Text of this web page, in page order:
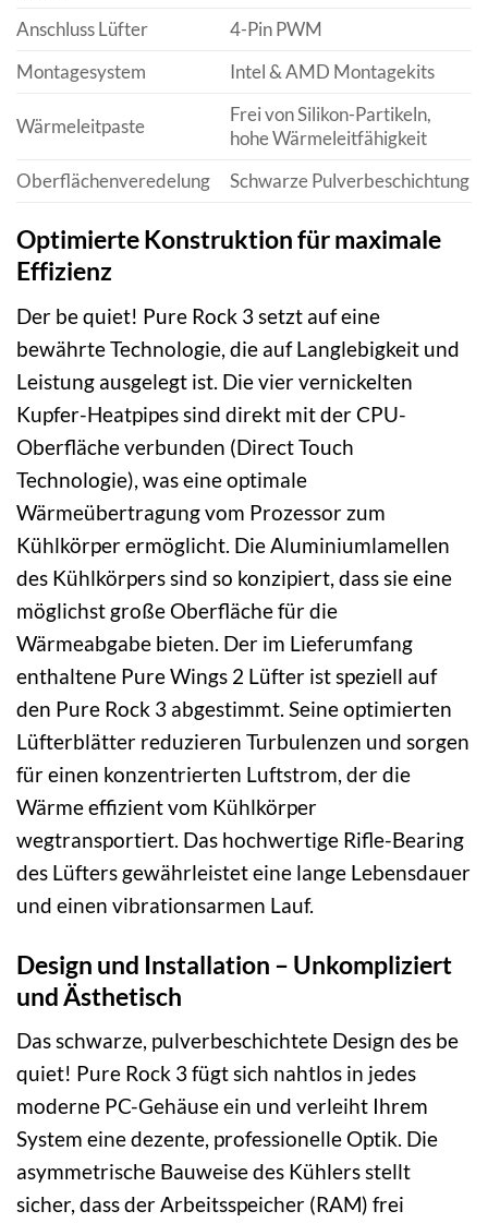
Anschluss Lüfter
4-Pin PWM
Montagesystem
Intel & AMD Montagekits
Wärmeleitpaste
Frei von Silikon-Partikeln,
hohe Wärmeleitfähigkeit
Oberflächenveredelung
Schwarze Pulverbeschichtung
Optimierte Konstruktion für maximale
Effizienz
Der be quiet! Pure Rock 3 setzt auf eine
bewährte Technologie, die auf Langlebigkeit und
Leistung ausgelegt ist. Die vier vernickelten
Kupfer-Heatpipes sind direkt mit der CPU-
Oberfläche verbunden (Direct Touch
Technologie), was eine optimale
Wärmeübertragung vom Prozessor zum
Kühlkörper ermöglicht. Die Aluminiumlamellen
des Kühlkörpers sind so konzipiert, dass sie eine
möglichst große Oberfläche für die
Wärmeabgabe bieten. Der im Lieferumfang
enthaltene Pure Wings 2 Lüfter ist speziell auf
den Pure Rock 3 abgestimmt. Seine optimierten
Lüfterblätter reduzieren Turbulenzen und sorgen
für einen konzentrierten Luftstrom, der die
Wärme effizient vom Kühlkörper
wegtransportiert. Das hochwertige Rifle-Bearing
des Lüfters gewährleistet eine lange Lebensdauer
und einen vibrationsarmen Lauf.
Design und Installation – Unkompliziert
und Ästhetisch
Das schwarze, pulverbeschichtete Design des be
quiet! Pure Rock 3 fügt sich nahtlos in jedes
moderne PC-Gehäuse ein und verleiht Ihrem
System eine dezente, professionelle Optik. Die
asymmetrische Bauweise des Kühlers stellt
sicher, dass der Arbeitsspeicher (RAM) frei